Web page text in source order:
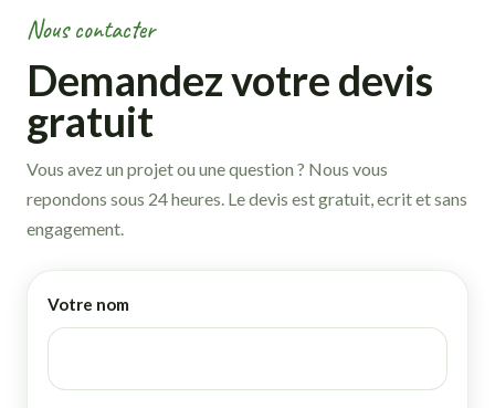
Nous contacter
Demandez votre devis
gratuit
Vous avez un projet ou une question ? Nous vous
repondons sous 24 heures. Le devis est gratuit, ecrit et sans
engagement.
Votre nom